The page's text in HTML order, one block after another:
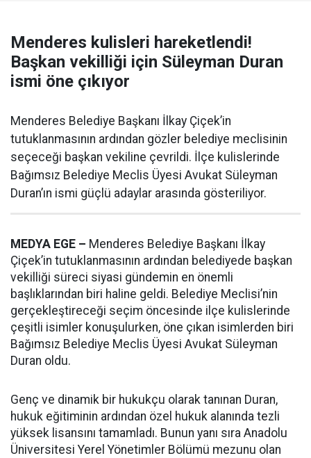
Menderes kulisleri hareketlendi!
Başkan vekilliği için Süleyman Duran
ismi öne çıkıyor
Menderes Belediye Başkanı İlkay Çiçek’in
tutuklanmasının ardından gözler belediye meclisinin
seçeceği başkan vekiline çevrildi. İlçe kulislerinde
Bağımsız Belediye Meclis Üyesi Avukat Süleyman
Duran’ın ismi güçlü adaylar arasında gösteriliyor.
MEDYA EGE – Menderes Belediye Başkanı İlkay
Çiçek’in tutuklanmasının ardından belediyede başkan
vekilliği süreci siyasi gündemin en önemli
başlıklarından biri haline geldi. Belediye Meclisi’nin
gerçekleştireceği seçim öncesinde ilçe kulislerinde
çeşitli isimler konuşulurken, öne çıkan isimlerden biri
Bağımsız Belediye Meclis Üyesi Avukat Süleyman
Duran oldu.
Genç ve dinamik bir hukukçu olarak tanınan Duran,
hukuk eğitiminin ardından özel hukuk alanında tezli
yüksek lisansını tamamladı. Bunun yanı sıra Anadolu
Üniversitesi Yerel Yönetimler Bölümü mezunu olan